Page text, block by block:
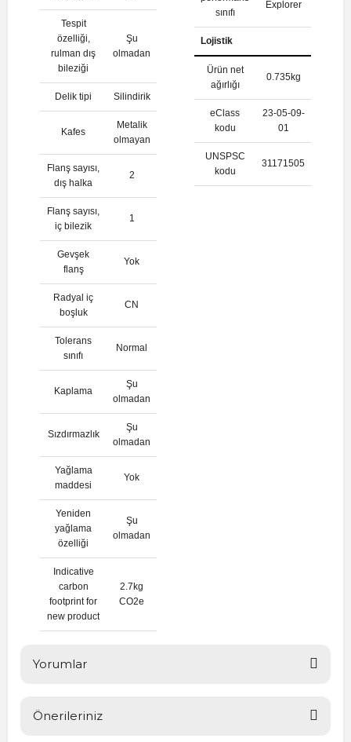
Tespit
özelliği,
rulman dış
bileziği
Şu
olmadan
Delik tipi Silindirik
Kafes
Metalik
olmayan
Flanş sayısı,
dış halka
2
Flanş sayısı,
iç bilezik
1
Gevşek
flanş
Yok
Radyal iç
boşluk
CN
Tolerans
sınıfı
Normal
Kaplama
Şu
olmadan
Sızdırmazlık
Şu
olmadan
Yağlama
maddesi
Yok
Yeniden
yağlama
özelliği
Şu
olmadan
Indicative
carbon
footprint for
new product
2.7kg
CO2e
sınıfı
Explorer
Lojistik
Ürün net
ağırlığı
0.735kg
eClass
kodu
23-05-09-
01
UNSPSC
kodu
31171505
Yorumlar
Önerileriniz